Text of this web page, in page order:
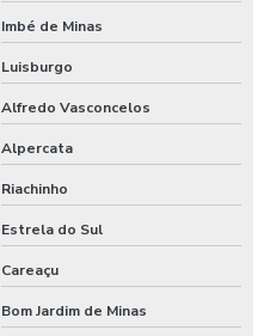
Imbé de Minas
Luisburgo
Alfredo Vasconcelos
Alpercata
Riachinho
Estrela do Sul
Careaçu
Bom Jardim de Minas